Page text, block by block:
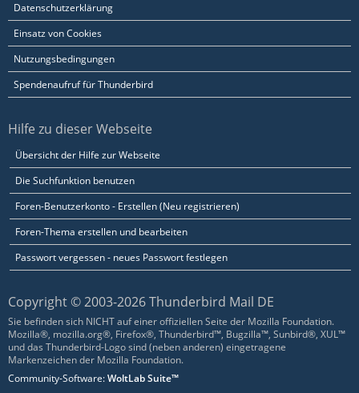
Datenschutzerklärung
Einsatz von Cookies
Nutzungsbedingungen
Spendenaufruf für Thunderbird
Hilfe zu dieser Webseite
Übersicht der Hilfe zur Webseite
Die Suchfunktion benutzen
Foren-Benutzerkonto - Erstellen (Neu registrieren)
Foren-Thema erstellen und bearbeiten
Passwort vergessen - neues Passwort festlegen
Copyright © 2003-2026 Thunderbird Mail DE
Sie befinden sich NICHT auf einer offiziellen Seite der Mozilla Foundation.
Mozilla®, mozilla.org®, Firefox®, Thunderbird™, Bugzilla™, Sunbird®, XUL™
und das Thunderbird-Logo sind (neben anderen) eingetragene
Markenzeichen der Mozilla Foundation.
Community-Software:WoltLab Suite™